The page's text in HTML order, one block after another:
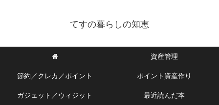
てすの暮らしの知恵
資産管理
節約／クレカ／ポイント ポイント資産作り
ガジェット／ウィジット 最近読んだ本